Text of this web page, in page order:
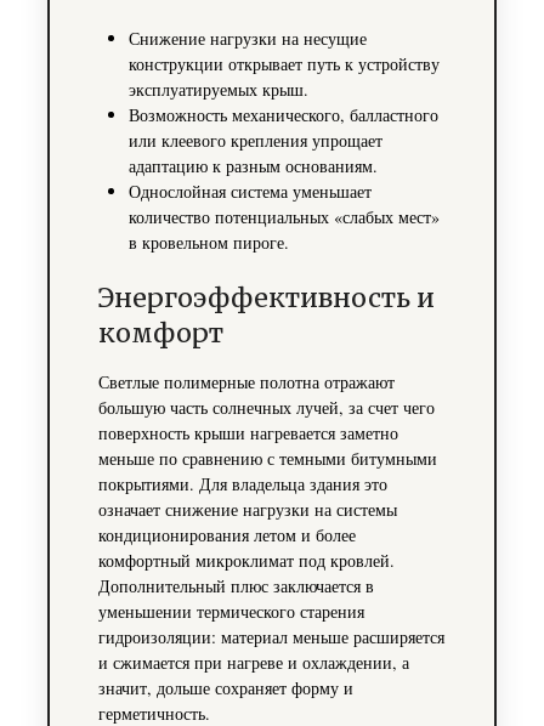
Снижение нагрузки на несущие
конструкции открывает путь к устройству
эксплуатируемых крыш.
Возможность механического, балластного
или клеевого крепления упрощает
адаптацию к разным основаниям.
Однослойная система уменьшает
количество потенциальных «слабых мест»
в кровельном пироге.
Энергоэффективность и
комфорт
Светлые полимерные полотна отражают
большую часть солнечных лучей, за счет чего
поверхность крыши нагревается заметно
меньше по сравнению с темными битумными
покрытиями. Для владельца здания это
означает снижение нагрузки на системы
кондиционирования летом и более
комфортный микроклимат под кровлей.
Дополнительный плюс заключается в
уменьшении термического старения
гидроизоляции: материал меньше расширяется
и сжимается при нагреве и охлаждении, а
значит, дольше сохраняет форму и
герметичность.